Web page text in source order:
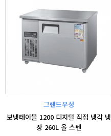
그랜드우성
보냉테이블 1200 디지털 직접 냉각 냉
장 260L 올 스텐